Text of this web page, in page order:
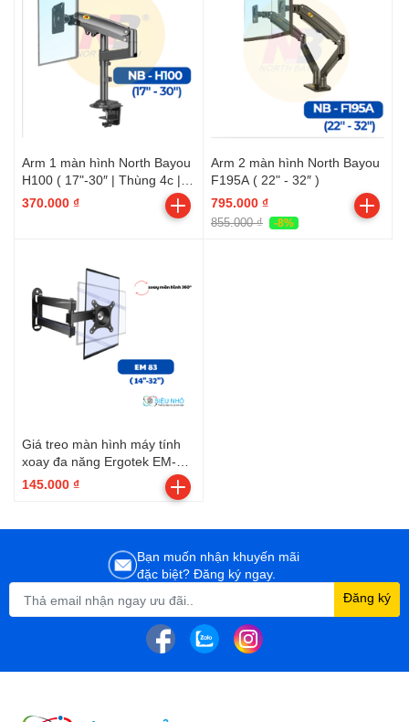
Arm 1 màn hình North Bayou
H100 ( 17"-30″ | Thùng 4c |
Dạng thẳng đứng)
370.000 ₫
Arm 2 màn hình North Bayou
F195A ( 22" - 32″ )
795.000 ₫
855.000 ₫ -8%
Giá treo màn hình máy tính
xoay đa năng Ergotek EM-83
( 14''-32'' )
145.000 ₫
Bạn muốn nhận khuyến mãi
đặc biệt? Đăng ký ngay.
Đăng ký